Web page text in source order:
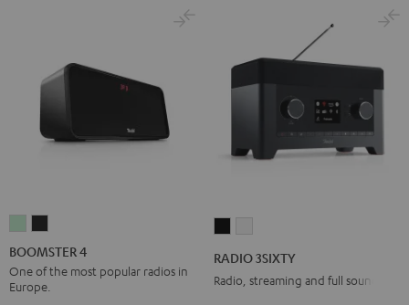
4
Mint
Green
4
Night
Black
BOOMSTER 4
One of the most popular radios in
Europe.
RADIO 3SIXTY
Radio, streaming and full sound